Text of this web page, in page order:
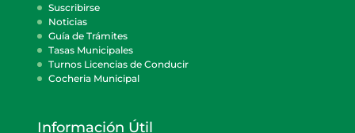
Suscribirse
Noticias
Guía de Trámites
Tasas Municipales
Turnos Licencias de Conducir
Cocheria Municipal
Información Útil